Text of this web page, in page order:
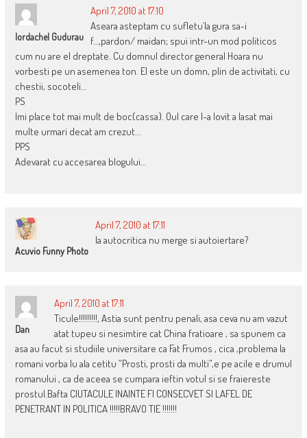
Iordachel Gudurau
April 7, 2010 at 17:10
Aseara asteptam cu sufletu´la gura sa-i
f…,pardon/ maidan; spui intr-un mod politicos
cum nu are el dreptate. Cu domnul director general Hoara nu
vorbesti pe un asemenea ton. El este un domn, plin de activitati, cu
chestii, socoteli…
PS
Imi place tot mai mult de boc(cassa). Oul care l-a lovit a lasat mai
multe urmari decat am crezut…
PPS
Adevarat cu accesarea blogului…
Acuvio Funny Photo
April 7, 2010 at 17:11
la autocritica nu merge si autoiertare?
Dan
April 7, 2010 at 17:11
Ticule!!!!!!!!!, Astia sunt pentru penali, asa ceva nu am vazut
atat tupeu si nesimtire cat China fratioare , sa spunem ca
asa au facut si studiile universitare ca Fat Frumos , cica ,problema la
romani vorba lu ala cetitu ”Prosti, prosti da multi”,e pe acile e drumul
romanului , ca de aceea se cumpara ieftin votul si se fraiereste
prostul.Bafta CIUTACULE INAINTE FI CONSECVET SI LAFEL DE
PENETRANT IN POLITICA !!!!!BRAVO TIE !!!!!!!